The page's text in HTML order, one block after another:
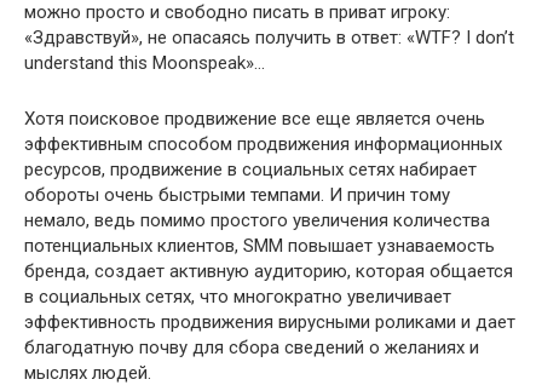
можно просто и свободно писать в приват игроку:
«Здравствуй», не опасаясь получить в ответ: «WTF? I don’t
understand this Moonspeak»…
Хотя поисковое продвижение все еще является очень
эффективным способом продвижения информационных
ресурсов, продвижение в социальных сетях набирает
обороты очень быстрыми темпами. И причин тому
немало, ведь помимо простого увеличения количества
потенциальных клиентов, SMM повышает узнаваемость
бренда, создает активную аудиторию, которая общается
в социальных сетях, что многократно увеличивает
эффективность продвижения вирусными роликами и дает
благодатную почву для сбора сведений о желаниях и
мыслях людей.